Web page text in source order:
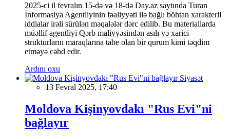
2025-ci il fevralın 15-də və 18-də Day.az saytında Turan
İnformasiya Agentliyinin fəaliyyəti ilə bağlı böhtan xarakterli
iddialar irəli sürülən məqalələr dərc edilib. Bu materiallarda
müəllif agentliyi Qərb maliyyəsindən asılı və xarici
strukturların maraqlarına tabe olan bir qurum kimi təqdim
etməyə cəhd edir.
Ardını oxu
Siyasət
13 Fevral 2025, 17:40
Moldova Kişinyovdakı "Rus Evi"ni
bağlayır